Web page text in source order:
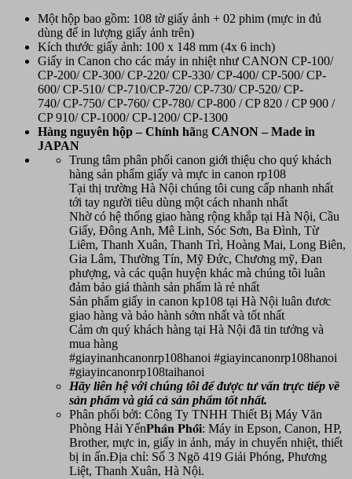
Một hộp bao gồm: 108 tờ giấy ảnh + 02 phim (mực in đủ
dùng để in lượng giấy ảnh trên)
Kích thước giấy ảnh: 100 x 148 mm (4x 6 inch)
Giấy in Canon cho các máy in nhiệt như CANON CP-100/
CP-200/ CP-300/ CP-220/ CP-330/ CP-400/ CP-500/ CP-
600/ CP-510/ CP-710/CP-720/ CP-730/ CP-520/ CP-
740/ CP-750/ CP-760/ CP-780/ CP-800 / CP 820 / CP 900 /
CP 910/ CP-1000/ CP-1200/ CP-1300
Hàng nguyên hộp – Chính hãng CANON – Made in
JAPAN
Trung tâm phân phối canon giới thiệu cho quý khách
hàng sản phẩm giấy và mực in canon rp108
Tại thị trường Hà Nội chúng tôi cung cấp nhanh nhất
tới tay người tiêu dùng một cách nhanh nhất
Nhờ có hệ thống giao hàng rộng khắp tại Hà Nội, Cầu
Giấy, Đông Anh, Mê Linh, Sóc Sơn, Ba Đình, Từ
Liêm, Thanh Xuân, Thanh Trì, Hoàng Mai, Long Biên,
Gia Lâm, Thường Tín, Mỹ Đức, Chương mỹ, Đan
phượng, và các quận huyện khác mà chúng tôi luân
đảm bảo giá thành sản phẩm là rẻ nhất
Sản phẩm giấy in canon kp108 tại Hà Nội luân đươc
giao hàng và bảo hành sớm nhất và tốt nhất
Cảm ơn quý khách hàng tại Hà Nội đã tin tưởng và
mua hàng
#giayinanhcanonrp108hanoi #giayincanonrp108hanoi
#giayincanonrp108taihanoi
Hãy liên hệ với chúng tôi để được tư vấn trực tiếp về
sản phẩm và giá cả sản phẩm tốt nhất.
Phân phối bởi: Công Ty TNHH Thiết Bị Máy Văn
Phòng Hải Yến𝐏𝐡𝐚̂𝐧 𝐏𝐡𝐨̂́𝐢: Máy in Epson, Canon, HP,
Brother, mực in, giấy in ảnh, máy in chuyển nhiệt, thiết
bị in ấn.Địa chỉ: Số 3 Ngõ 419 Giải Phóng, Phương
Liệt, Thanh Xuân, Hà Nội.